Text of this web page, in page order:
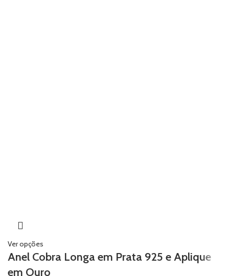
Ver opções
Anel Cobra Longa em Prata 925 e Aplique
em Ouro